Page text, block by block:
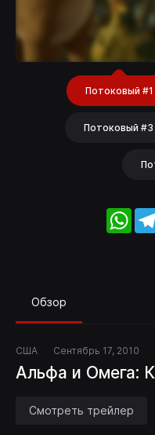
Потоковый #1
Потоковый #3
Обзор
США Сентябрь 17, 2010
Альфа и Омега:
Смотреть трейлер